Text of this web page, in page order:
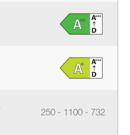
250 - 1100 - 732